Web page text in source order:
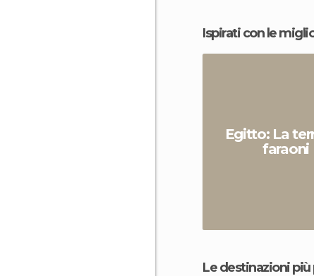
Ispirati con le
Egitto: La
faraoni
Le destinazioni